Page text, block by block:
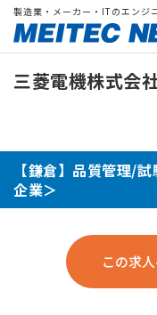
製造業・メーカー・ITのエンジ
三菱電機株式会
【鎌倉】品質管理/
企業＞
この求